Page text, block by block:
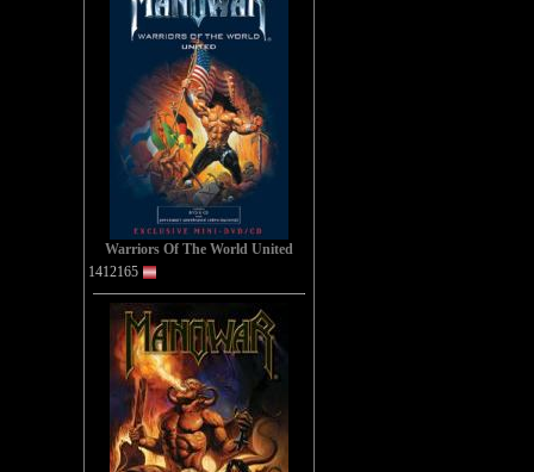
Warriors Of The World United
1412165